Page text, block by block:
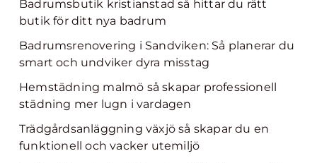
Badrumsbutik kristianstad så hittar du rätt
butik för ditt nya badrum
Badrumsrenovering i Sandviken: Så planerar du
smart och undviker dyra misstag
Hemstädning malmö så skapar professionell
städning mer lugn i vardagen
Trädgårdsanläggning växjö så skapar du en
funktionell och vacker utemiljö